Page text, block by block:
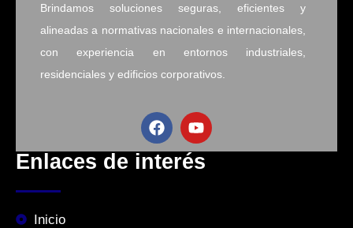
Brindamos soluciones seguras, eficientes y
alineadas a normativas nacionales e internacionales,
con experiencia en entornos industriales,
residenciales y edificios corporativos.
Enlaces de interés
Inicio